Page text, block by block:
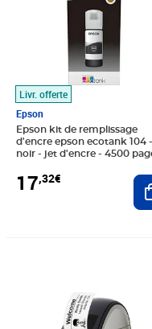
Livr. offerte
Epson
Epson kit de remplissage
d'encre epson ecotank 104 -
noir - jet d'encre - 4500
17,32€